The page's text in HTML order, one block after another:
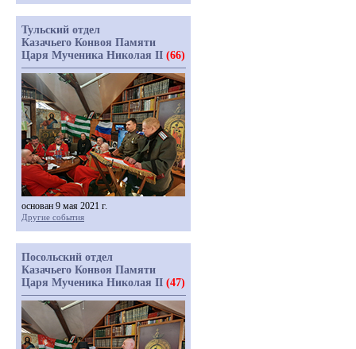
Тульский отдел
Казачьего Конвоя Памяти
Царя Мученика Николая II (66)
основан 9 мая 2021 г.
Другие события
Посольский отдел
Казачьего Конвоя Памяти
Царя Мученика Николая II (47)